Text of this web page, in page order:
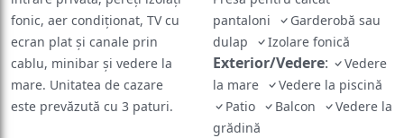
fonic, aer condiționat, TV cu
ecran plat și canale prin
cablu, minibar și vedere la
mare. Unitatea de cazare
este prevăzută cu 3 paturi.
pantaloni
Garderobă sau
dulap
Izolare fonică
Exterior/Vedere:
Vedere
la mare
Vedere la piscină
Patio
Balcon
Vedere la
grădină